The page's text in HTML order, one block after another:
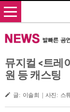
뮤지컬 <트레
원 등 캐스팅
글: 이솔희 | 사진: 스